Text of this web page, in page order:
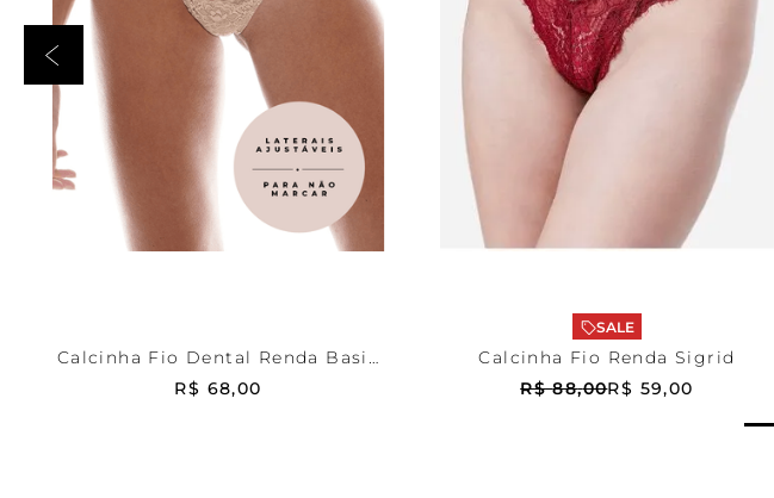
Bege
Calcinha Fio Dental Renda Basic
Me
R$ 68,00
Vermelho
SALE
Calcinha Fio Renda Sigrid
R$ 88,00R$ 59,00